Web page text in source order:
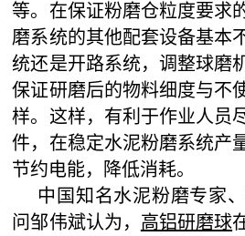
等。在保证粉磨仓粒度要求
磨系统的其他配套设备基本
统还是开路系统，调整球磨
保证研磨后的物料细度与不
样。这样，有利于作业人员
件，在稳定水泥粉磨系统产
节约电能，降低消耗。
中国知名水泥粉磨专家
问邹伟斌认为， 高铝研磨球